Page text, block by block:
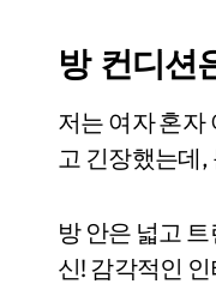
방 컨디션
저는 여자 혼자
고 긴장했는데
방 안은 넓고
신! 감각적인